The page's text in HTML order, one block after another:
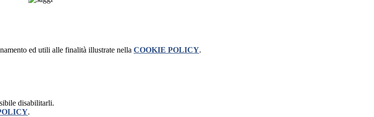
ed utili alle finalità illustrate nella COOKIE POLICY.
disabilitarli.
.